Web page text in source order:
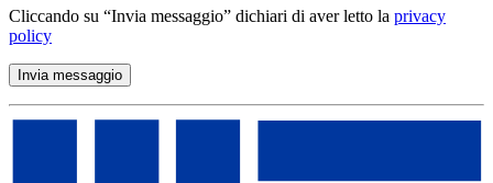
Cliccando su “Invia messaggio” dichiari di aver letto la privacy
policy